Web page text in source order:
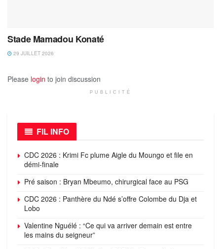
Stade Mamadou Konaté
29 JUILLET 2026
Please login to join discussion
PUBLICITÉ
FIL INFO
CDC 2026 : Krimi Fc plume Aigle du Moungo et file en
démi-finale
Pré saison : Bryan Mbeumo, chirurgical face au PSG
CDC 2026 : Panthère du Ndé s’offre Colombe du Dja et
Lobo
Valentine Nguélé : “Ce qui va arriver demain est entre
les mains du seigneur”